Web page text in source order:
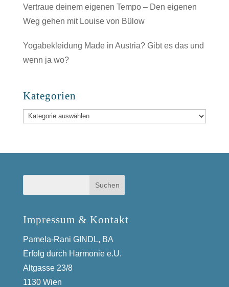
Vertraue deinem eigenen Tempo – Den eigenen
Weg gehen mit Louise von Bülow
Yogabekleidung Made in Austria? Gibt es das und
wenn ja wo?
Kategorien
Kategorien
Impressum & Kontakt
Pamela-Rani GINDL, BA
Erfolg durch Harmonie e.U.
Altgasse 23/8
1130 Wien